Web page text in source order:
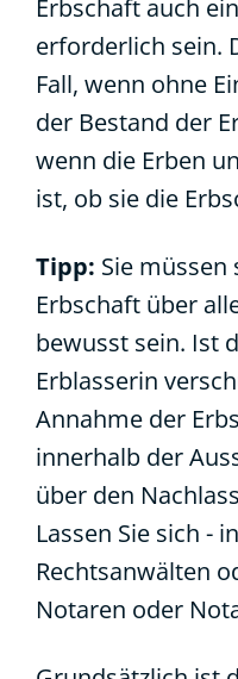
Erbschaft auch
erforderlich sein.
Fall, wenn ohne
der Bestand der
wenn die Erben
ist, ob sie die
Tipp: Sie
Erbschaft über
bewusst sein. Ist
Erblasserin
Annahme der
innerhalb der
über den
Lassen Sie sich -
Rechtsanwälten
Notaren oder